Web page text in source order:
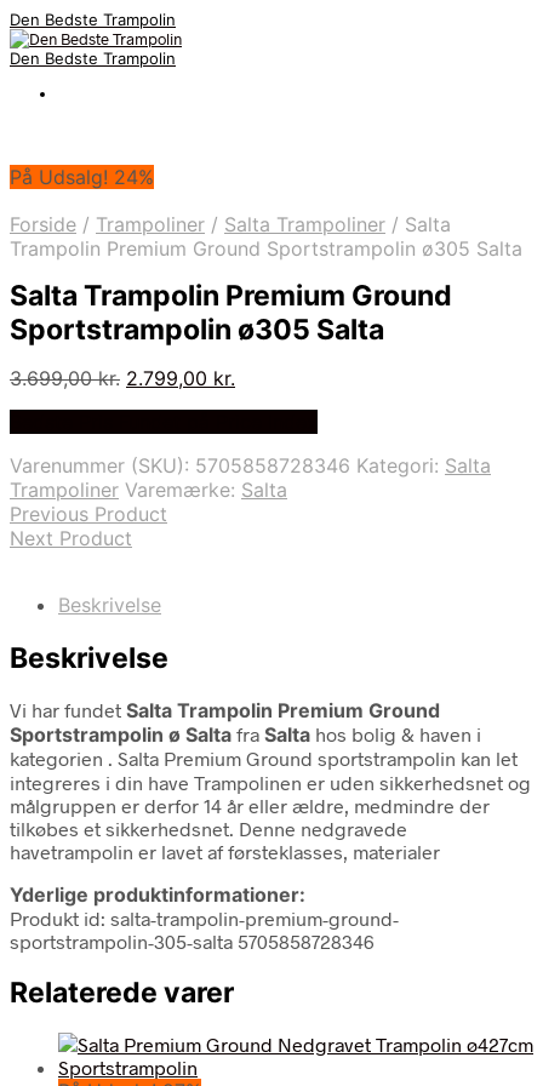
Den Bedste Trampolin
Den Bedste Trampolin
På Udsalg! 24%
Forside / Trampoliner / Salta Trampoliner / Salta
Trampolin Premium Ground Sportstrampolin ø305 Salta
Salta Trampolin Premium Ground
Sportstrampolin ø305 Salta
3.699,00kr. Den
3.699,00 kr..
2.799,00 kr.
2.799,00 kr..
Varenummer (SKU): 5705858728346 Kategori: Salta
Trampoliner Varemærke: Salta
Previous Product
Next Product
Beskrivelse
Beskrivelse
Vi har fundet Salta Trampolin Premium Ground
Sportstrampolin ø Salta fra Salta hos bolig & haven i
kategorien . Salta Premium Ground sportstrampolin kan let
integreres i din have Trampolinen er uden sikkerhedsnet og
målgruppen er derfor 14 år eller ældre, medmindre der
tilkøbes et sikkerhedsnet. Denne nedgravede
havetrampolin er lavet af førsteklasses, materialer
Yderlige produktinformationer:
Produkt id: salta-trampolin-premium-ground-
sportstrampolin-305-salta 5705858728346
Relaterede varer